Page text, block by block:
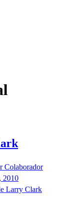
Colaborador
2010
Larry Clark